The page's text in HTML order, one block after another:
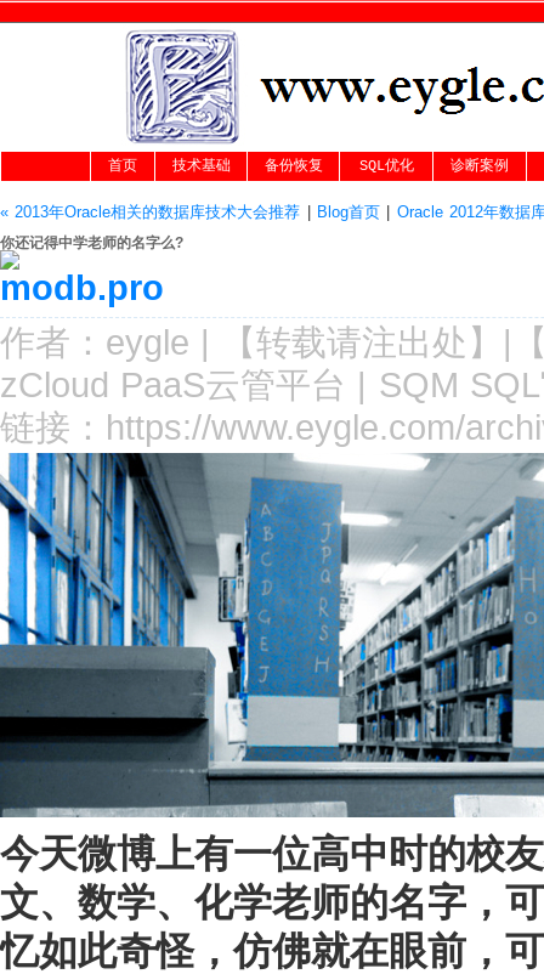
首页 技术基础 备份恢复 SQL优化 诊断案例
« 2013年Oracle相关的数据库技术大会推荐 Blog首页| Oracle 2012年数据
你还记得中学老师的名字么?
作者： eygle | 【转载请注出处 】|
zCloud PaaS云管平台 | SQM
链接： https://www.eygle.com/
今天微博上有一位高中时的校
文、数学、化学老师的名字，
忆如此奇怪，仿佛就在眼前，